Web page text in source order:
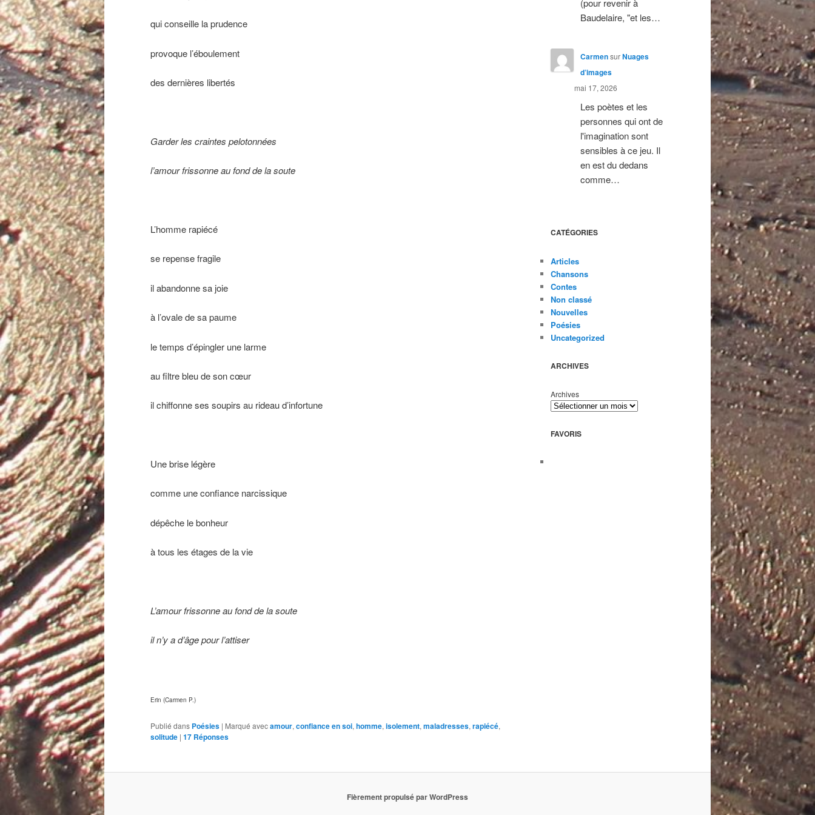
qui conseille la prudence
provoque l’éboulement
des dernières libertés
Garder les craintes pelotonnées
l’amour frissonne au fond de la soute
L’homme rapiécé
se repense fragile
il abandonne sa joie
à l’ovale de sa paume
le temps d’épingler une larme
au filtre bleu de son cœur
il chiffonne ses soupirs au rideau d’infortune
Une brise légère
comme une confiance narcissique
dépêche le bonheur
à tous les étages de la vie
L’amour frissonne au fond de la soute
il n’y a d’âge pour l’attiser
Erin (Carmen P.)
Publié dans Poésies | Marqué avecamour,confiance en soi,homme,isolement,maladresses,rapiécé,
solitude | 17 Réponses
(pour revenir à
Baudelaire, "et les…
CarmensurNuages
d’images
mai 17, 2026
Les poètes et les
personnes qui ont de
l'imagination sont
sensibles à ce jeu. Il
en est du dedans
comme…
CATÉGORIES
Articles
Chansons
Contes
Non classé
Nouvelles
Poésies
Uncategorized
ARCHIVES
Archives
FAVORIS
Fièrement propulsé par WordPress